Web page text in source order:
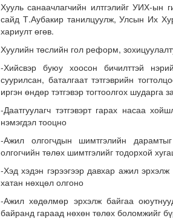
Сумдын халаалтын төвүүдийн засвар,
Хууль санаачлагчийн илтгэлийг УИХ-
сайд Т.Аубакир танилцуулж, Улсын Их
хариулт өгөв.
Хуулийн төслийн гол реформ,
-Хийсвэр буюу хоосон бичилттэй
суурилсан, баталгаат тэтгэврийн
иргэн өндөр тэтгэвэр тогтоолгох шударга
-Даатгуулагч тэтгэвэрт гарах насаа
нэмэгдэл тооцно
-Ажил олгогчдын шимтгэлийн
олгогчийн төлөх шимтгэлийг тодорхой
-Хэд хэдэн гэрээгээр давхар ажил
хатан нөхцөл олгоно
-Ажил хөдөлмөр эрхэлж байгаа
байранд гараад нөхөн төлөх боломжийг